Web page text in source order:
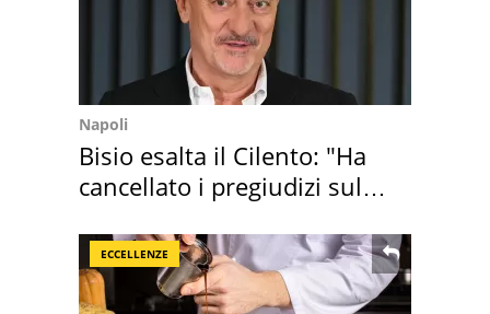
Napoli
Bisio esalta il Cilento: "Ha
cancellato i pregiudizi sul
ECCELLENZE